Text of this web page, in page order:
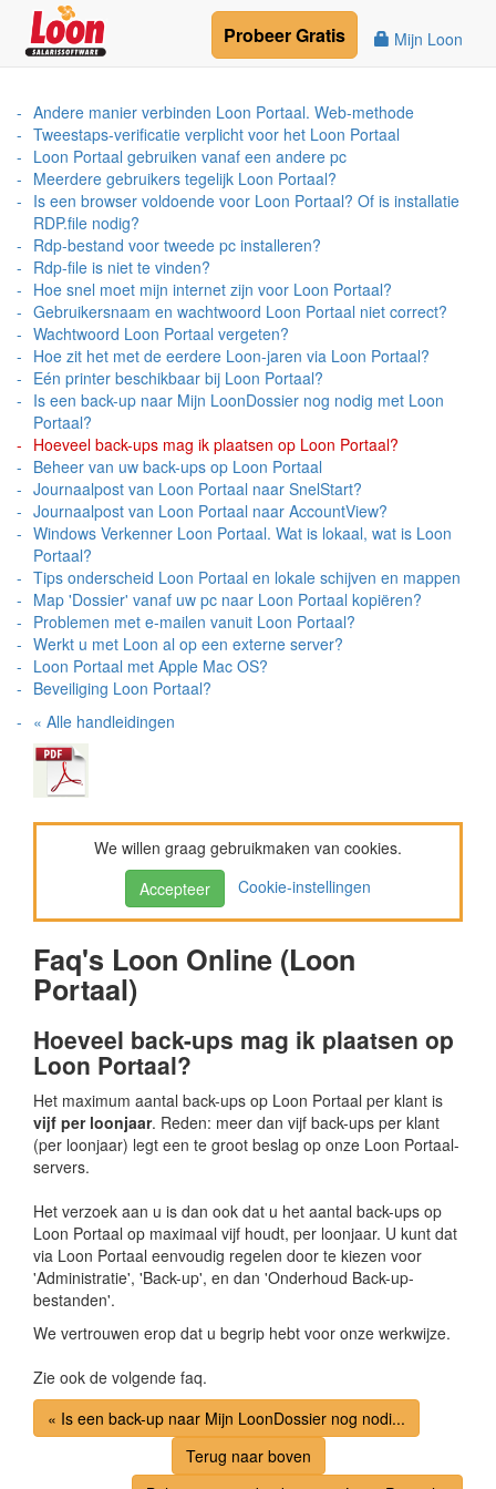
Mijn Loon
ProbeerGratis
Andere manier verbinden Loon Portaal. Web-methode
Tweestaps-verificatie verplicht voor het Loon Portaal
Loon Portaal gebruiken vanaf een andere pc
Meerdere gebruikers tegelijk Loon Portaal?
Is een browser voldoende voor Loon Portaal? Of is installatie
RDP.file nodig?
Rdp-bestand voor tweede pc installeren?
Rdp-file is niet te vinden?
Hoe snel moet mijn internet zijn voor Loon Portaal?
Gebruikersnaam en wachtwoord Loon Portaal niet correct?
Wachtwoord Loon Portaal vergeten?
Hoe zit het met de eerdere Loon-jaren via Loon Portaal?
Eén printer beschikbaar bij Loon Portaal?
Is een back-up naar Mijn LoonDossier nog nodig met Loon
Portaal?
Hoeveel back-ups mag ik plaatsen op Loon Portaal?
Beheer van uw back-ups op Loon Portaal
Journaalpost van Loon Portaal naar SnelStart?
Journaalpost van Loon Portaal naar AccountView?
Windows Verkenner Loon Portaal. Wat is lokaal, wat is Loon
Portaal?
Tips onderscheid Loon Portaal en lokale schijven en mappen
Map 'Dossier' vanaf uw pc naar Loon Portaal kopiëren?
Problemen met e-mailen vanuit Loon Portaal?
Werkt u met Loon al op een externe server?
Loon Portaal met Apple Mac OS?
Beveiliging Loon Portaal?
« Alle handleidingen
We willen graag gebruikmaken van cookies.
Accepteer
Cookie-instellingen
Faq's Loon Online (Loon
Portaal)
Hoeveel back-ups mag ik plaatsen op
Loon Portaal?
Het maximum aantal back-ups op Loon Portaal per klant is
vijf per loonjaar. Reden: meer dan vijf back-ups per klant
(per loonjaar) legt een te groot beslag op onze Loon Portaal-
servers.
Het verzoek aan u is dan ook dat u het aantal back-ups op
Loon Portaal op maximaal vijf houdt, per loonjaar. U kunt dat
via Loon Portaal eenvoudig regelen door te kiezen voor
'Administratie', 'Back-up', en dan 'Onderhoud Back-up-
bestanden'.
We vertrouwen erop dat u begrip hebt voor onze werkwijze.
Zie ook de volgende faq.
« Is een back-up naar Mijn LoonDossier nog nodi...
Terug naar boven